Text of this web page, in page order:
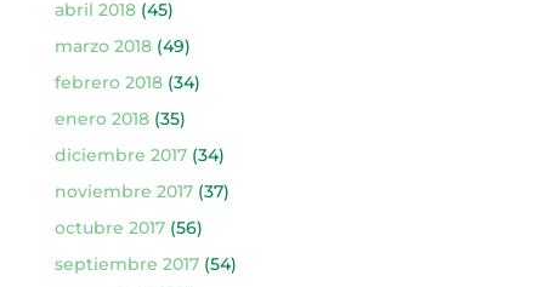
abril 2018(45)
marzo 2018(49)
febrero 2018(34)
enero 2018(35)
diciembre 2017(34)
noviembre 2017(37)
octubre 2017(56)
septiembre 2017(54)